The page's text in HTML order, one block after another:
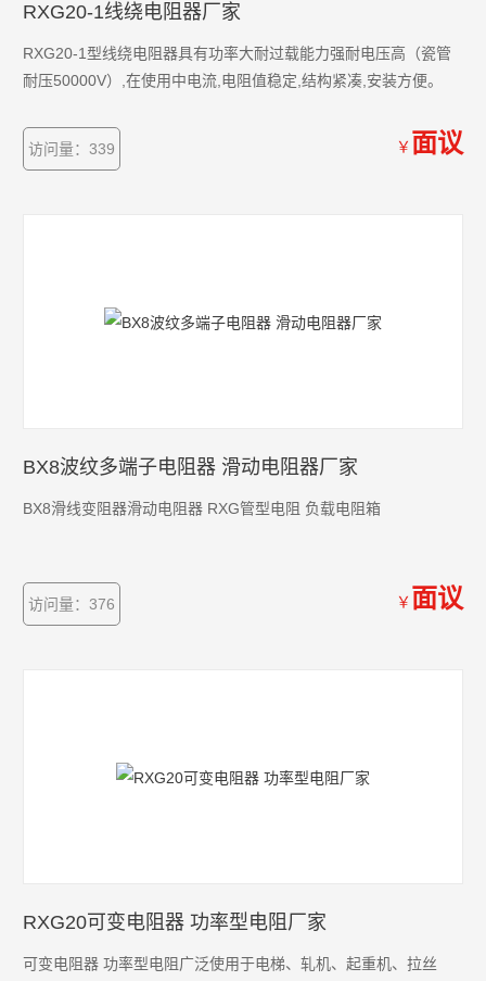
RXG20-1线绕电阻器厂家
RXG20-1型线绕电阻器具有功率大耐过载能力强耐电压高（瓷管
耐压50000V）,在使用中电流,电阻值稳定,结构紧凑,安装方便。
访问量：339 ￥ 面议
BX8波纹多端子电阻器 滑动电阻器厂家
BX8滑线变阻器滑动电阻器 RXG管型电阻 负载电阻箱
访问量：376 ￥ 面议
RXG20可变电阻器 功率型电阻厂家
可变电阻器 功率型电阻广泛使用于电梯、轧机、起重机、拉丝